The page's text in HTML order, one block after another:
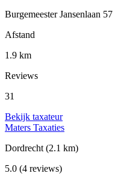
Burgemeester Jansenlaan 57
Afstand
1.9 km
Reviews
31
Bekijk taxateur
Maters Taxaties
Dordrecht (2.1 km)
5.0 (4 reviews)